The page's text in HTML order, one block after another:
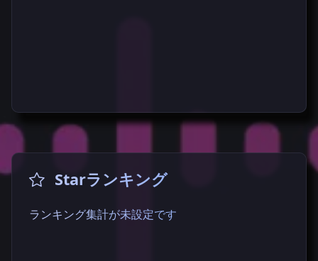
Starランキング
ランキング集計が未設定です